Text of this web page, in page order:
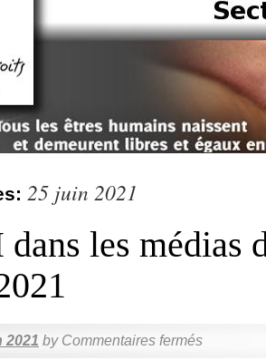
25 juin 2021
les médias
2021 by Commentaires fermés